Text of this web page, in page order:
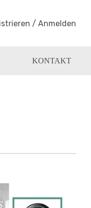
/ Anmelden
KONTAKT